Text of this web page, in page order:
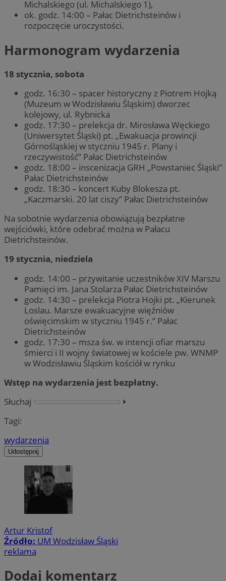
Michalskiego (ul. Michalskiego 1),
ok. godz. 14:00 – Pałac Dietrichsteinów i
rozpoczęcie uroczystości.
Harmonogram wydarzenia
18 stycznia, sobota
godz. 16:30 – spacer historyczny z Piotrem Hojką
(Muzeum w Wodzisławiu Śląskim) dworzec
kolejowy, ul. Rybnicka
godz. 17:30 – prelekcja dr. Mirosława Węckiego
(Uniwersytet Śląski) pt. „Ewakuacja prowincji
Górnośląskiej w styczniu 1945 r. Plany i
rzeczywistość” Pałac Dietrichsteinów
godz. 18:00 – inscenizacja GRH „Powstaniec Śląski”
Pałac Dietrichsteinów
godz. 18:30 – koncert Kuby Blokesza pt.
„Kaczmarski. 20 lat ciszy” Pałac Dietrichsteinów
Na sobotnie wydarzenia obowiązują bezpłatne
wejściówki, które odebrać można w Pałacu
Dietrichsteinów.
19 stycznia, niedziela
godz. 14:00 – przywitanie uczestników XIV Marszu
Pamięci im. Jana Stolarza Pałac Dietrichsteinów
godz. 14:30 – prelekcja Piotra Hojki pt. „Kierunek
Loslau. Marsze ewakuacyjne więźniów
oświęcimskim w styczniu 1945 r.” Pałac
Dietrichsteinów
godz. 17:30 – msza św. w intencji ofiar marszu
śmierci i II wojny światowej w kościele pw. WNMP
w Wodzisławiu Śląskim kościół w rynku
Wstęp na wydarzenia jest bezpłatny.
Słuchaj
⏵︎
Tagi:
wydarzenia
Udostępnij
Artur Kristof
Źródło: UM Wodzisław Śląski
reklama
Dodaj komentarz